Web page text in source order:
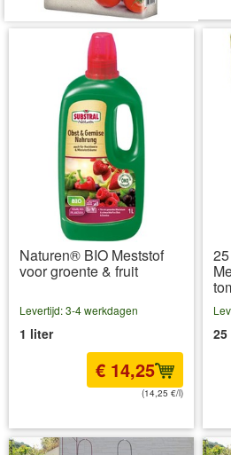
Naturen® BIO Meststof
voor groente & fruit
Levertijd: 3-4 werkdagen
1 liter
€ 14,25
(14,25 €/l)